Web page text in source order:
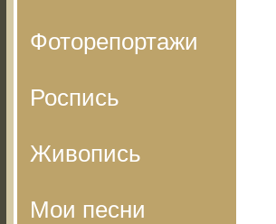
Фоторепортажи
Роспись
Живопись
Мои песни